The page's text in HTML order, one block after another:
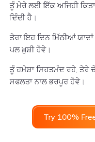
ਤੂੰ ਮੇਰੇ ਲਈ ਇੱਕ ਅਜਿਹੀ
ਦਿੰਦੀ ਹੈ।
ਤੇਰਾ ਇਹ ਦਿਨ ਮਿੱਠੀਆਂ
ਪਲ ਖ਼ੁਸ਼ੀ ਹੋਵੇ।
ਤੂੰ ਹਮੇਸ਼ਾ ਸਿਹਤਮੰਦ ਰਹੇ, ਤੇਰੇ
ਸਫਲਤਾ ਨਾਲ ਭਰਪੂਰ ਹੋਵੇ।
Try 100%